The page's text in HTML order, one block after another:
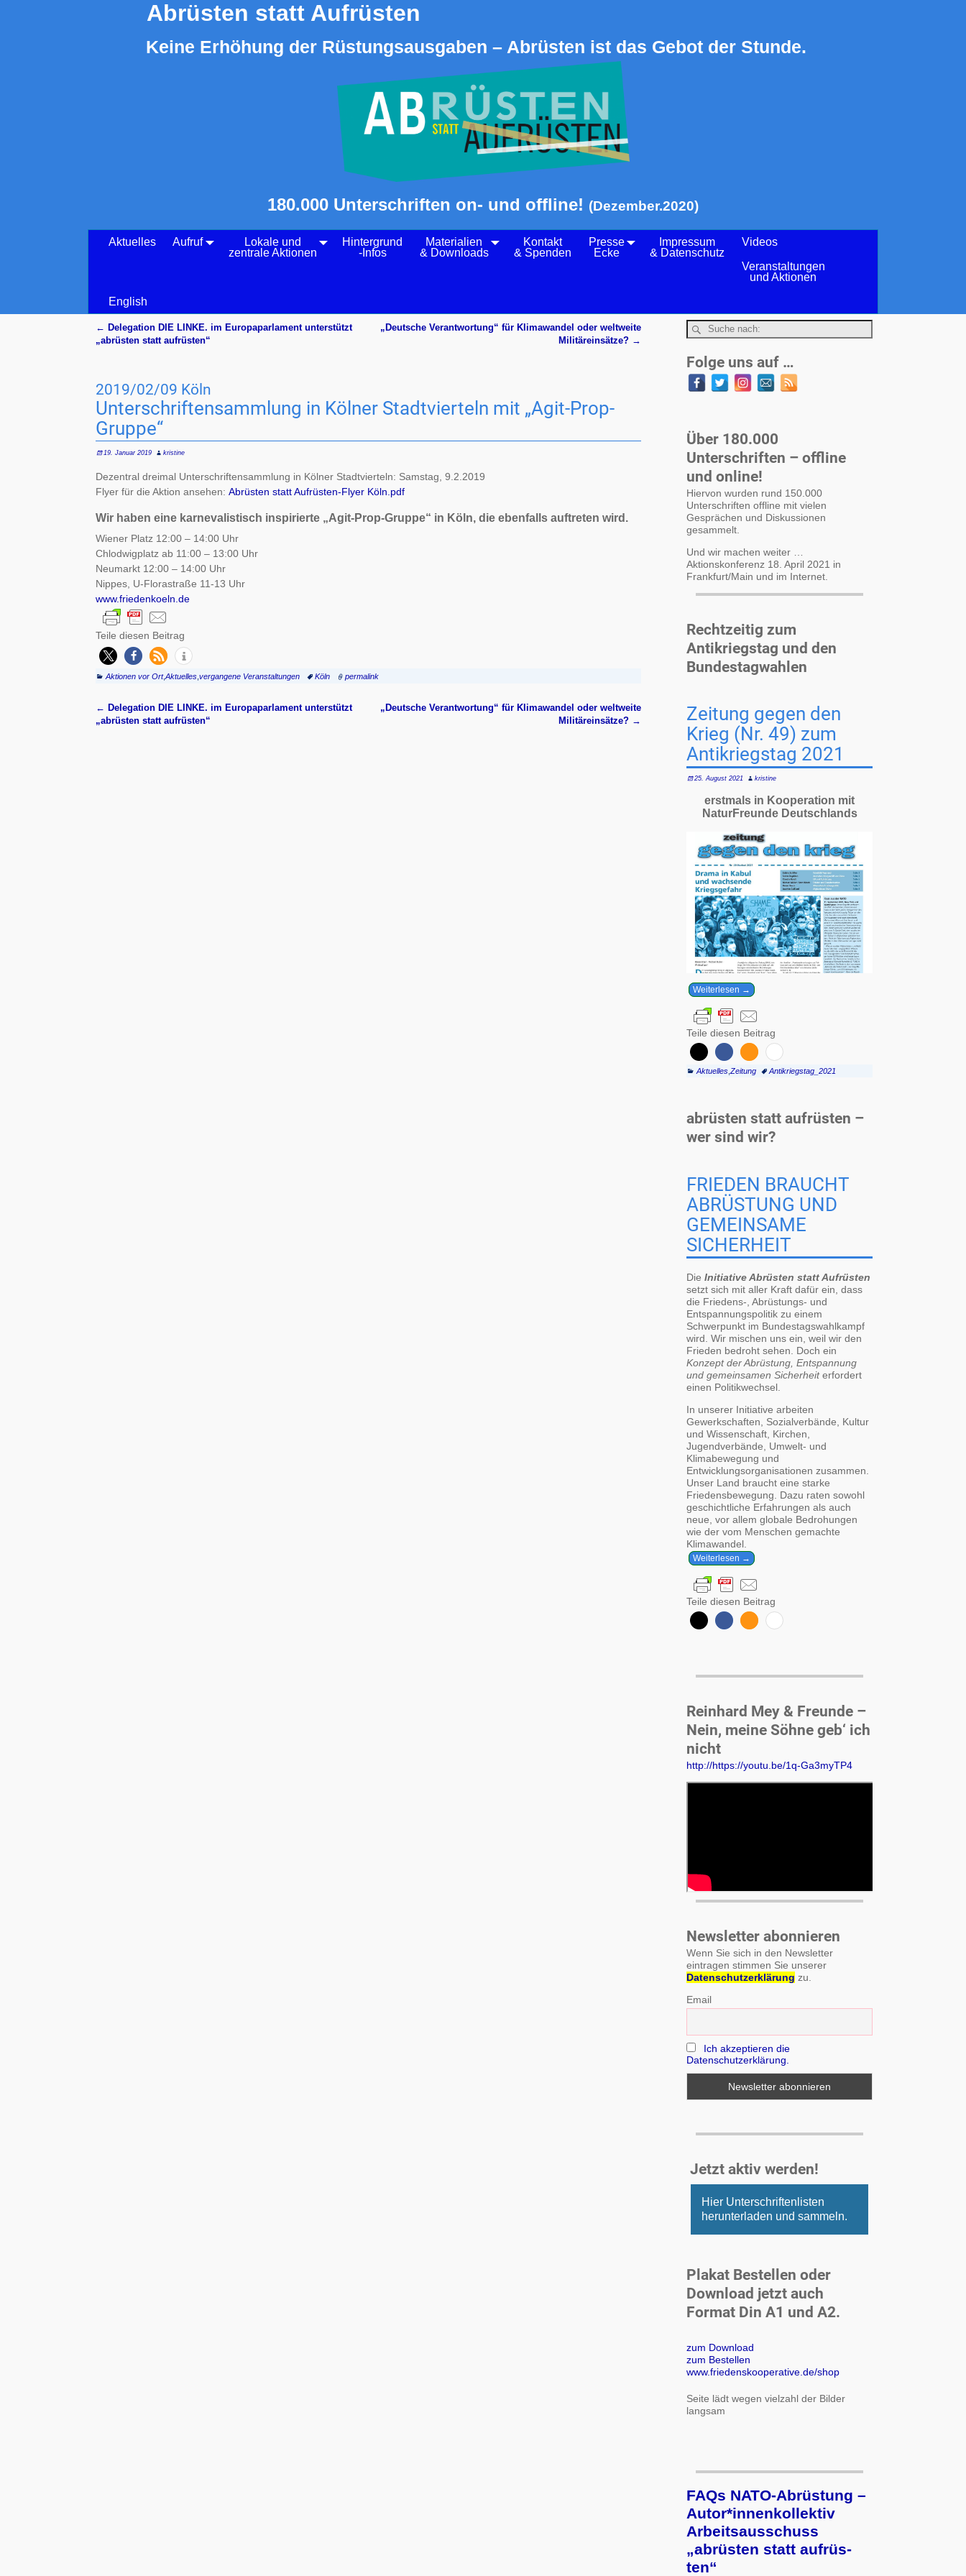
Abrüsten statt Aufrüsten
Keine Erhöhung der Rüstungsausgaben – Abrüsten ist das Gebot der Stunde.
180.000 Unterschriften on- und offline! (Dezember.2020)
Aktuelles Aufruf
Lokale und
zentrale Aktionen
Hintergrund
-Infos
Materialien
& Downloads
Kontakt
& Spenden
Presse
Ecke
Impressum
& Datenschutz
Videos
Veranstaltungen
und Aktionen
English
Artikelnavigation
← Delegation DIE LINKE. im Europaparlament unterstützt
„abrüsten statt aufrüsten“
„Deutsche Verantwortung“ für Klimawandel oder weltweite
Militäreinsätze? →
2019/02/09 Köln
Unter­schrif­ten­samm­lung in Kölner Stadt­vier­teln mit „Agit-Prop-
Gruppe“
19. Januar 2019 kristine
Dezentral dreimal Unterschriftensammlung in Kölner Stadtvierteln: Samstag, 9.2.2019
Flyer für die Aktion ansehen: Abrüsten statt Aufrüsten-Flyer Köln.pdf
Wir haben eine karnevalistisch inspirierte „Agit-Prop-Gruppe“ in Köln, die ebenfalls auftreten wird.
Wiener Platz 12:00 – 14:00 Uhr
Chlodwigplatz ab 11:00 – 13:00 Uhr
Neumarkt 12:00 – 14:00 Uhr
Nippes, U-Florastraße 11-13 Uhr
www.friedenkoeln.de
Teile diesen Beitrag
Aktionen vor Ort,Aktuelles, vergangene Veranstaltungen Köln permalink
Artikelnavigation
← Delegation DIE LINKE. im Europaparlament unterstützt
„abrüsten statt aufrüsten“
„Deutsche Verantwortung“ für Klimawandel oder weltweite
Militäreinsätze? →
Folge uns auf …
Über 180.000
Unterschriften – offline
und online!
Hiervon wurden rund 150.000
Unterschriften offline mit vielen
Gesprächen und Diskussionen
gesammelt.
Und wir machen weiter …
Aktionskonferenz 18. April 2021 in
Frankfurt/Main und im Internet.
Rechtzeitig zum
Antikriegstag und den
Bundestagwahlen
Zeitung gegen den
Krieg (Nr. 49) zum
Antikriegstag 2021
25. August 2021 kristine
erstmals in Kooperation mit
NaturFreunde Deutschlands
Weiterlesen →
Teile diesen Beitrag
Aktuelles, Zeitung Antikriegstag_2021
abrüsten statt aufrüsten –
wer sind wir?
FRIEDEN BRAUCHT
ABRÜSTUNG UND
GEMEINSAME
SICHERHEIT
Die Initiative Abrüsten statt Aufrüsten
setzt sich mit aller Kraft dafür ein, dass
die Friedens-, Abrüstungs- und
Entspannungspolitik zu einem
Schwerpunkt im Bundestagswahlkampf
wird. Wir mischen uns ein, weil wir den
Frieden bedroht sehen. Doch ein
Konzept der Abrüstung, Entspannung
und gemeinsamen Sicherheiterfordert
einen Politikwechsel.
In unserer Initiative arbeiten
Gewerkschaften, Sozialverbände, Kultur
und Wissenschaft, Kirchen,
Jugendverbände, Umwelt- und
Klimabewegung und
Entwicklungsorganisationen zusammen.
Unser Land braucht eine starke
Friedensbewegung. Dazu raten sowohl
geschichtliche Erfahrungen als auch
neue, vor allem globale Bedrohungen
wie der vom Menschen gemachte
Klimawandel.
Weiterlesen →
Teile diesen Beitrag
Reinhard Mey & Freunde –
Nein, meine Söhne geb‘ ich
nicht
http://https://youtu.be/1q-Ga3myTP4
Newsletter abonnieren
Wenn Sie sich in den Newsletter
eintragen stimmen Sie unserer
Datenschutzerklärung zu.
Email
Ich akzeptieren die
Datenschutzerklärung.
Jetzt aktiv werden!
Hier Unterschriftenlisten
herunterladen und sammeln.
Plakat Bestellen oder
Download jetzt auch
Format Din A1 und A2.
zum Download
zum Bestellen
www.friedenskooperative.de/shop
Seite lädt wegen vielzahl der Bilder
langsam
FAQs NATO-Abrüstung –
Autor*innenkollektiv
Arbeits­aus­schuss
„ab­rüs­ten statt auf­rüs­
ten“